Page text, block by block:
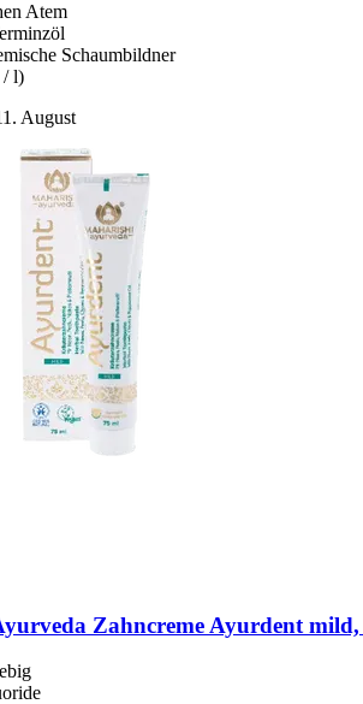
Atem
Schaumbildner
/ l)
August
Zahncreme Ayurdent